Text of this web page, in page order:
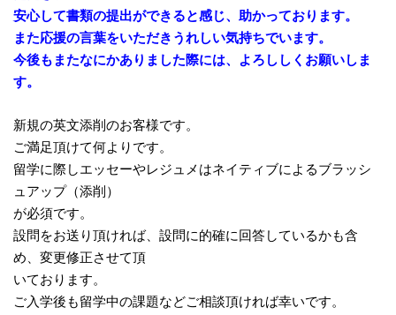
安心して書類の提出ができると感じ、 助かっております。
また応援の言葉をいただきうれしい気持ちでいます。
今後もまたなにかありました際には、よろししくお願いしま
す。
新規の英文添削のお客様です。
ご満足頂けて何よりです。
留学に際しエッセーやレジュメはネイティブによるブラッシ
ュアップ（添削）
が必須です。
設問をお送り頂ければ、設問に的確に回答しているかも含
め、変更修正させて頂
いております。
ご入学後も留学中の課題などご相談頂ければ幸いです。